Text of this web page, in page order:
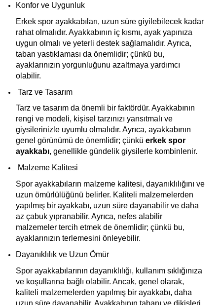
Konfor ve Uygunluk
Erkek spor ayakkabıları, uzun süre giyilebilecek kadar
rahat olmalıdır. Ayakkabının iç kısmı, ayak yapınıza
uygun olmalı ve yeterli destek sağlamalıdır. Ayrıca,
taban yastıklaması da önemlidir; çünkü bu,
ayaklarınızın yorgunluğunu azaltmaya yardımcı
olabilir.
Tarz ve Tasarım
Tarz ve tasarım da önemli bir faktördür. Ayakkabının
rengi ve modeli, kişisel tarzınızı yansıtmalı ve
giysilerinizle uyumlu olmalıdır. Ayrıca, ayakkabının
genel görünümü de önemlidir; çünkü erkek spor
ayakkabı, genellikle gündelik giysilerle kombinlenir.
Malzeme Kalitesi
Spor ayakkabıların malzeme kalitesi, dayanıklılığını ve
uzun ömürlülüğünü belirler. Kaliteli malzemelerden
yapılmış bir ayakkabı, uzun süre dayanabilir ve daha
az çabuk yıpranabilir. Ayrıca, nefes alabilir
malzemeler tercih etmek de önemlidir; çünkü bu,
ayaklarınızın terlemesini önleyebilir.
Dayanıklılık ve Uzun Ömür
Spor ayakkabılarının dayanıklılığı, kullanım sıklığınıza
ve koşullarına bağlı olabilir. Ancak, genel olarak,
kaliteli malzemelerden yapılmış bir ayakkabı, daha
uzun süre dayanabilir. Ayakkabının tabanı ve dikişleri,